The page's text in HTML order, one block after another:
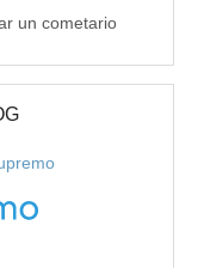
un cometario